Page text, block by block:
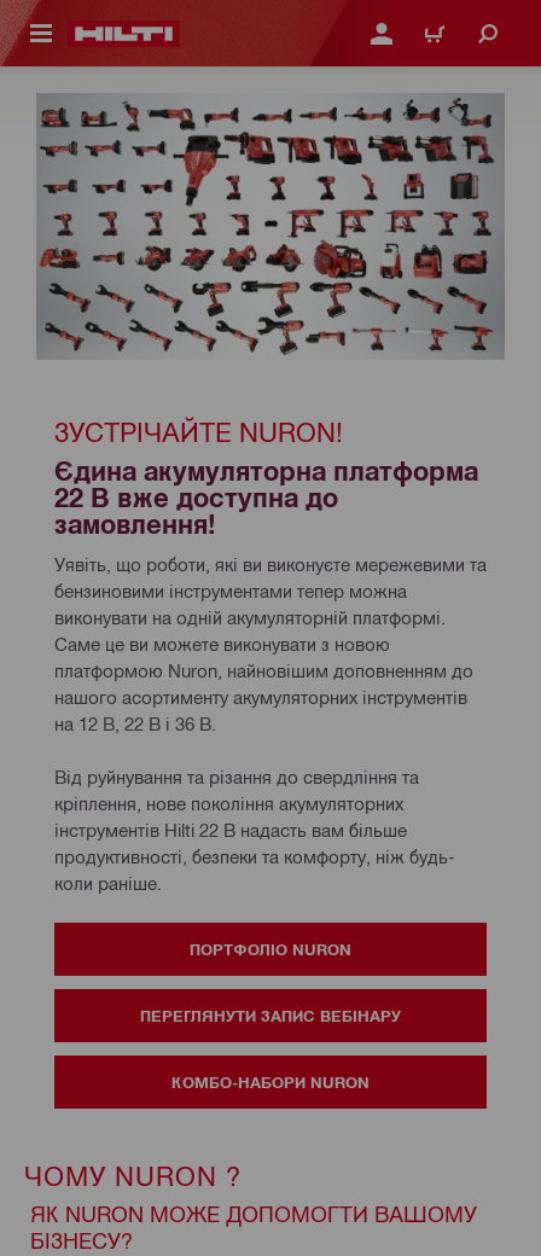
ЗМІСТУ УВІЙТИ АБО
КОШИК
ЗУСТРІЧАЙТЕ NURON!
Єдина акумуляторна платформа
22 В вже доступна до
замовлення!
Уявіть, що роботи, які ви виконуєте мережевими та
бензиновими інструментами тепер можна
виконувати на одній акумуляторній платформі.
Саме це ви можете виконувати з новою
платформою Nuron, найновішим доповненням до
нашого асортименту акумуляторних інструментів
на 12 В, 22 В і 36 В.
Від руйнування та різання до свердління та
кріплення, нове покоління акумуляторних
інструментів Hilti 22 В надасть вам більше
продуктивності, безпеки та комфорту, ніж будь-
коли раніше.
ПОРТФОЛІО NURON
ПЕРЕГЛЯНУТИ ЗАПИС ВЕБІНАРУ
КОМБО-НАБОРИ NURON
ЧОМУ NURON ?
ЯК NURON МОЖЕ ДОПОМОГТИ ВАШОМУ
БІЗНЕСУ?